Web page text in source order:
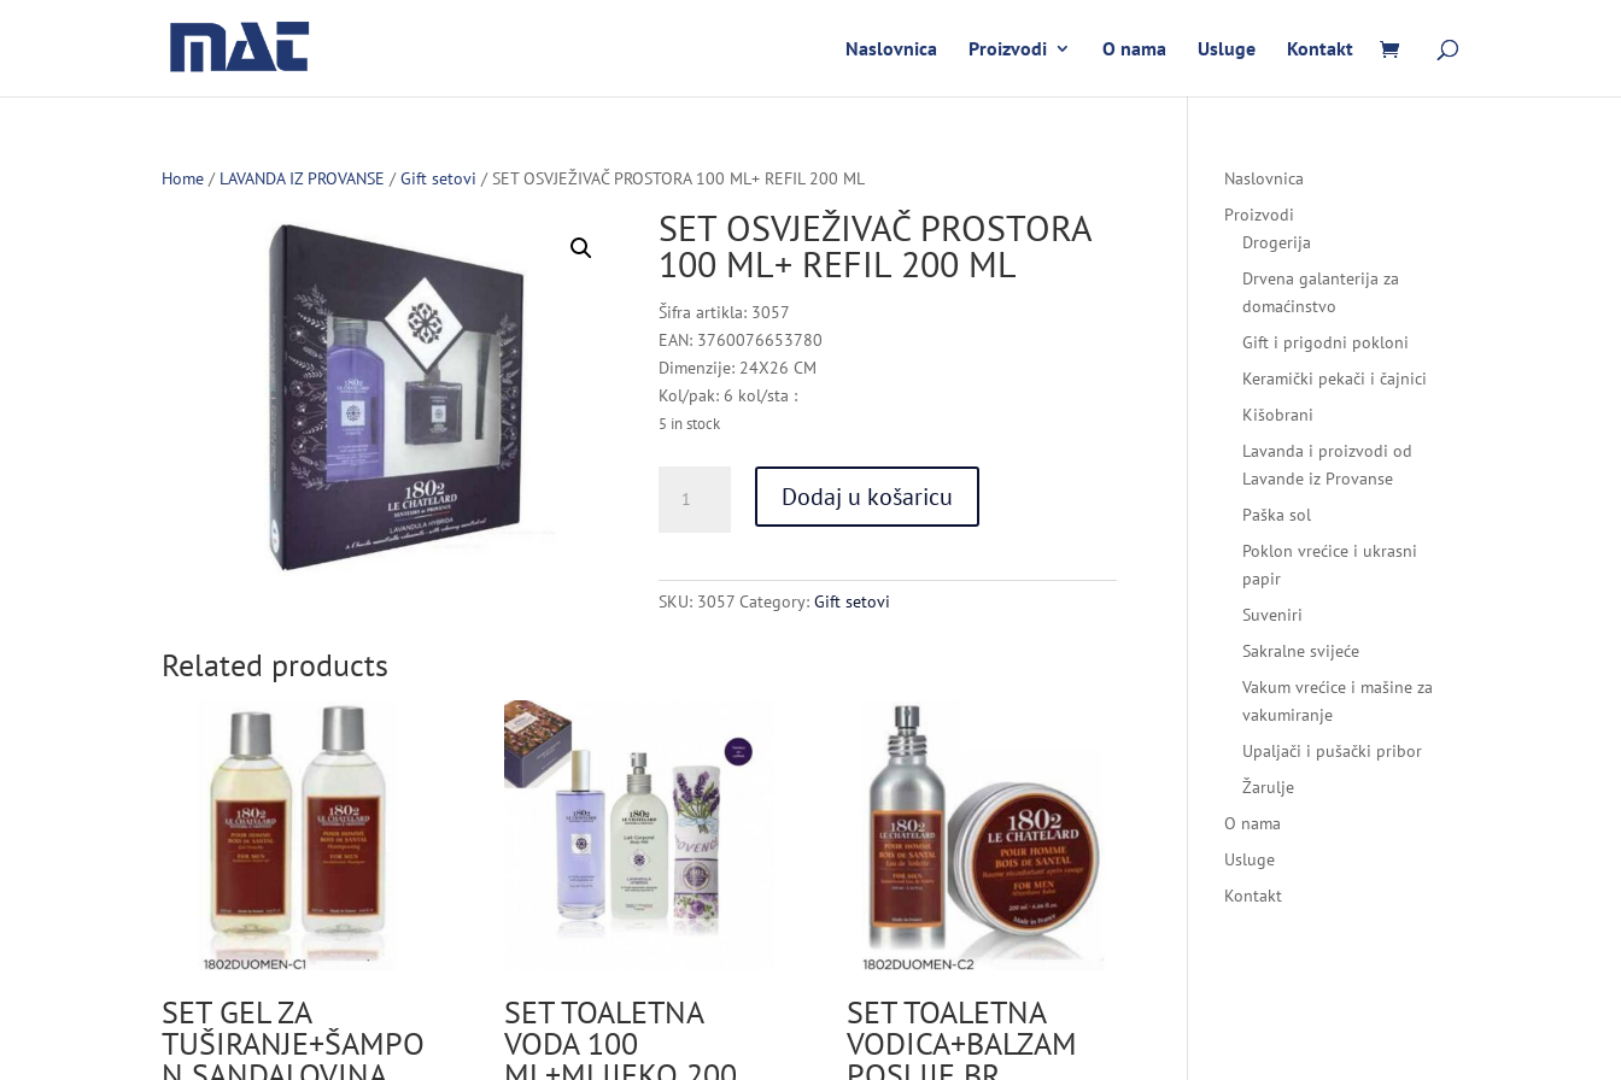
Naslovnica Proizvodi O nama Usluge Kontakt
Home / LAVANDA IZ PROVANSE /Gift setovi / SET OSVJEŽIVAČ PROSTORA 100 ML+ REFIL 200 ML
SET OSVJEŽIVAČ PROSTORA
100 ML+ REFIL 200 ML
Šifra artikla: 3057
EAN: 3760076653780
Dimenzije: 24X26 CM
Kol/pak: 6 kol/sta :
5 in stock
OSVJEŽIVAČ
Dodaj u košaricu
SKU: 3057 Category:Gift setovi
Related products
SET GEL ZA
TUŠIRANJE+ŠAMPO
SET TOALETNA
VODA 100
SET TOALETNA
VODICA+BALZAM
Naslovnica
Proizvodi
Drogerija
Drvena galanterija za
domaćinstvo
Gift i prigodni pokloni
Keramički pekači i čajnici
Kišobrani
Lavanda i proizvodi od
Lavande iz Provanse
Paška sol
Poklon vrećice i ukrasni
papir
Suveniri
Sakralne svijeće
Vakum vrećice i mašine za
vakumiranje
Upaljači i pušački pribor
Žarulje
O nama
Usluge
Kontakt